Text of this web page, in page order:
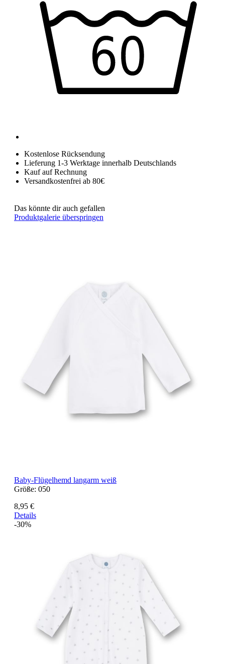
Kostenlose Rücksendung
Lieferung 1-3 Werktage innerhalb Deutschlands
Kauf auf Rechnung
Versandkostenfrei ab 80€
Das könnte dir auch gefallen
Produktgalerie überspringen
Baby-Flügelhemd langarm weiß
Größe: 050
8,95 €
Details
-30%